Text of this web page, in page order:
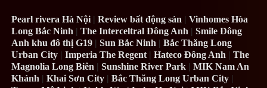
Pearl rivera Hà Nội |Review bất động sản |Vinhomes Hòa
Long Bắc Ninh |The Interceltral Đông Anh |Smile Đông
Anh khu đô thị G19 |Sun Bắc Ninh |Bắc Thăng Long
Urban City |Imperia The Regent |Hateco Đông Anh |The
Magnolia Long Biên |Sunshine River Park |MIK Nam An
Khánh |Khai Sơn City |Bắc Thăng Long Urban City |